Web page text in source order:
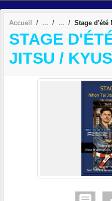
Accueil Stage d'été
STAGE
JITSU /